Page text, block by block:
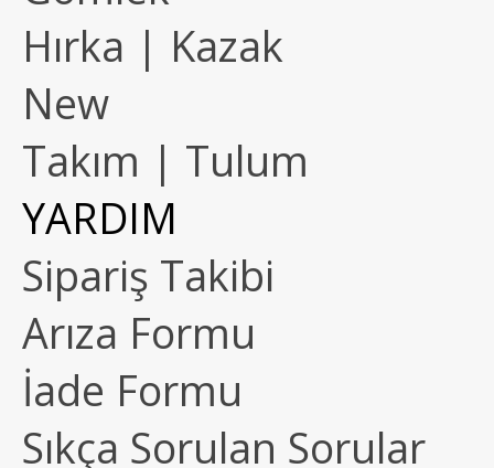
Hırka | Kazak
New
Takım | Tulum
YARDIM
Sipariş Takibi
Arıza Formu
İade Formu
Sıkça Sorulan Sorular